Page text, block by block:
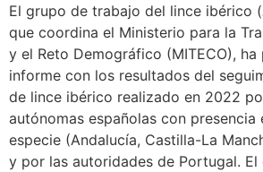
El grupo de trabajo del lince ibérico (
que coordina el Ministerio para la
y el Reto Demográfico (MITECO), ha
informe con los resultados del
de lince ibérico realizado en 2022
autónomas españolas con presencia
especie (Andalucía, Castilla-La
y por las autoridades de Portugal. El